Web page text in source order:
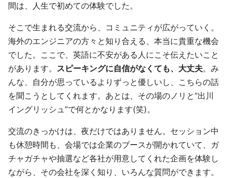
間は、人生で初めての体験でした。
そこで生まれる交流から、コミュニティが広がっていく。
海外のエンジニアの方々と知り合える、本当に貴重な機会
でした。ここで、英語に不安がある人にこそ伝えたいこと
があります。 スピーキングに自信がなくても、大丈夫。み
んな、自分が思っているよりずっと優しいし、こちらの話
を聞こうとしてくれます。あとは、その場のノリと“出川
イングリッシュ”で何とかなります(笑)。
交流のきっかけは、夜だけではありません。セッション中
も休憩時間も、会場では企業のブースが開かれていて、ガ
チャガチャや抽選など各社が用意してくれた企画を体験し
ながら、その会社を深く知り、いろんな質問ができます。